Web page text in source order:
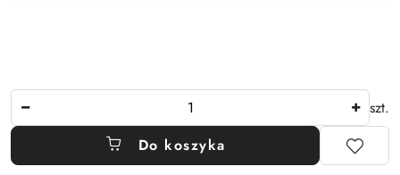
szt.
Do koszyka